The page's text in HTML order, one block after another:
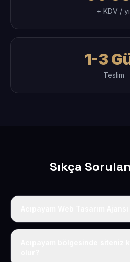
+ KDV /
1-3
Teslim
Sıkça
Tek fiyat uygulanır: yıllık 50